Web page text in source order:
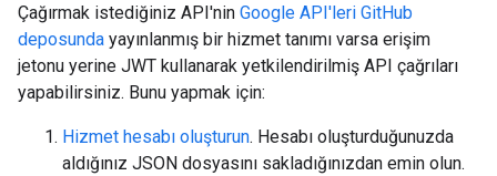
Çağırmak istediğiniz API'nin Google API'leri GitHub
deposunda yayınlanmış bir hizmet tanımı varsa erişim
jetonu yerine JWT kullanarak yetkilendirilmiş API çağrıları
yapabilirsiniz. Bunu yapmak için:
Hizmet hesabı oluşturun. Hesabı oluşturduğunuzda
aldığınız JSON dosyasını sakladığınızdan emin olun.